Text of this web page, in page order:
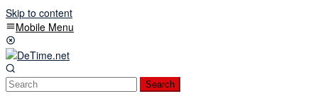
Skip to content
Mobile Menu
Search